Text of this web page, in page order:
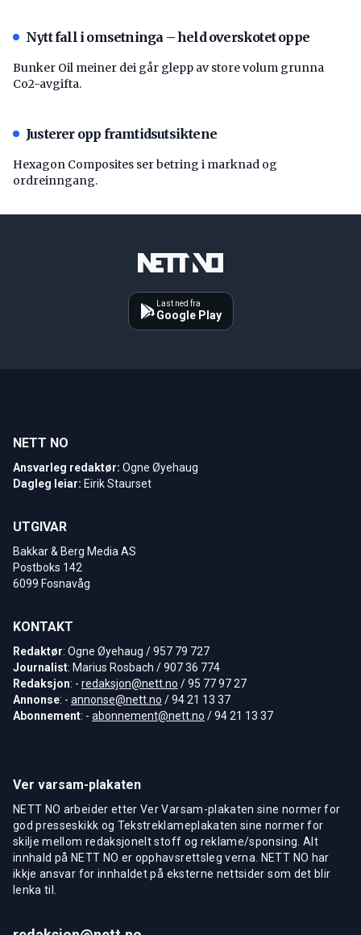
Nytt fall i omsetninga – held overskotet oppe
Bunker Oil meiner dei går glepp av store volum grunna
Co2-avgifta.
Justerer opp framtidsutsiktene
Hexagon Composites ser betring i marknad og
ordreinngang.
Last ned fra
Google Play
NETT NO
Ansvarleg redaktør: Ogne Øyehaug
Dagleg leiar: Eirik Staurset
UTGIVAR
Bakkar & Berg Media AS
Postboks 142
6099 Fosnavåg
KONTAKT
Redaktør: Ogne Øyehaug / 957 79 727
Journalist: Marius Rosbach / 907 36 774
Redaksjon: - redaksjon@nett.no / 95 77 97 27
Annonse: - annonse@nett.no / 94 21 13 37
Abonnement: - abonnement@nett.no / 94 21 13 37
Ver varsam-plakaten
NETT NO arbeider etter Ver Varsam-plakaten sine normer for
god presseskikk og Tekstreklameplakaten sine normer for
skilje mellom redaksjonelt stoff og reklame/sponsing. Alt
innhald på NETT NO er opphavsrettsleg verna. NETT NO har
ikkje ansvar for innhaldet på eksterne nettsider som det blir
lenka til.